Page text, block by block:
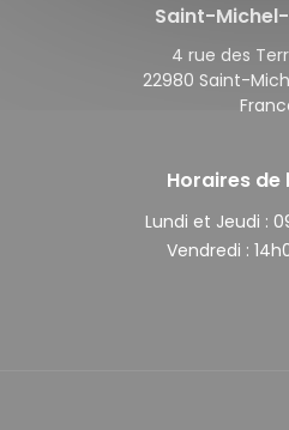
Saint-
4 rue des
22980 Saint-
Horaires de
Lundi et Jeudi :
Vendredi :